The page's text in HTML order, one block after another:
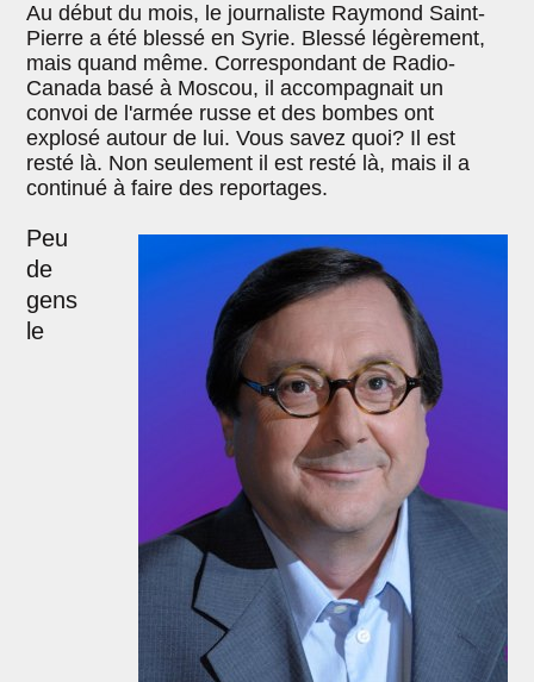
Au début du mois, le journaliste Raymond Saint-
Pierre a été blessé en Syrie. Blessé légèrement,
mais quand même. Correspondant de Radio-
Canada basé à Moscou, il accompagnait un
convoi de l'armée russe et des bombes ont
explosé autour de lui. Vous savez quoi? Il est
resté là. Non seulement il est resté là, mais il a
continué à faire des reportages.
Peu
de
gens
le